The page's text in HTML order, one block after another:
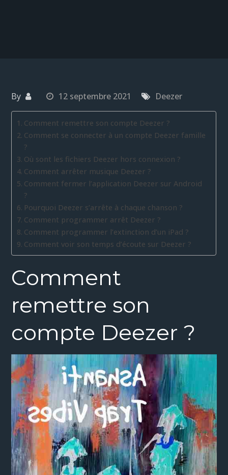
By 12 septembre 2021 Deezer
Comment remettre son compte Deezer ?
Comment se connecter à un compte Deezer famille
?
Où sont les fichiers Deezer hors connexion ?
Comment arrêter musique Deezer ?
Comment fermer l’application Deezer sur Android
?
Pourquoi Deezer s’arrête à chaque chanson ?
Comment programmer arrêt Deezer ?
Comment programmer l’extinction d’un iPad ?
Comment voir son temps d’écoute sur Deezer ?
Comment
remettre son
compte Deezer ?